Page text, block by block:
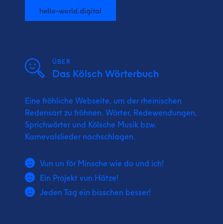
hello-world.digital
ÜBER
Das Kölsch Wörterbuch
Eine fröhliche Webseite, um der rheinischen
Redensart zu fröhnen. Wörter, Redewendungen,
Sprichwörter und Kölsche Musik bzw.
Karnevalslieder nachschlagen.
Vun un för Minsche wie do und ich!
Ein Projekt vun Hätze!
Jeden Tag ein bisschen besser!